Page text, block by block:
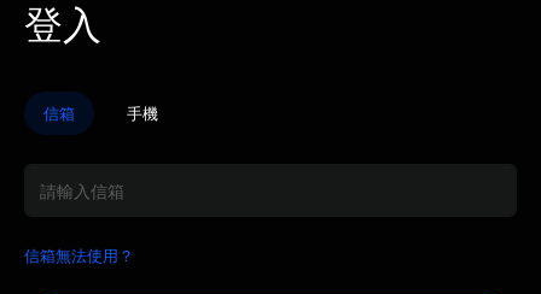
登入
遇到技術障礙或存在特殊情
況，請選擇下方選項聯絡我
們。我們將透過信箱渠道為
您提供人工協助與指導，幫
助您解決問題。
信箱 手機
信箱無法使用？